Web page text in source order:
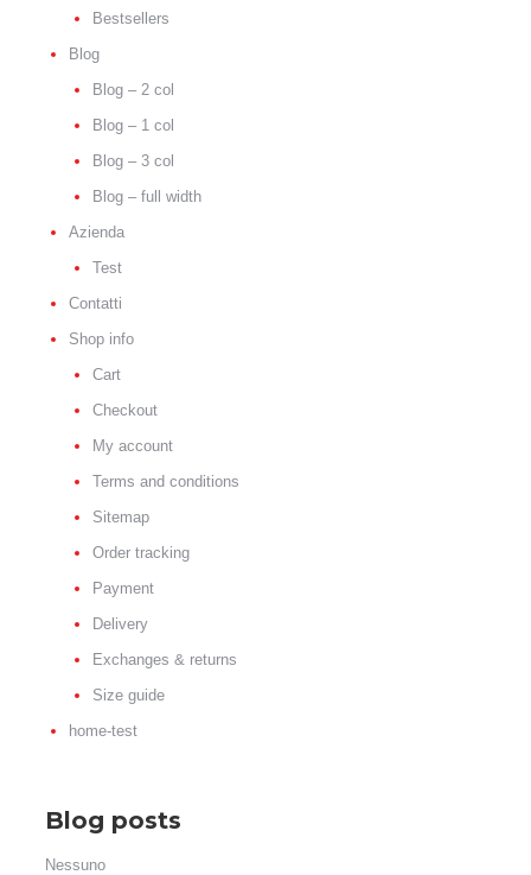
Bestsellers
Blog
Blog – 2 col
Blog – 1 col
Blog – 3 col
Blog – full width
Azienda
Test
Contatti
Shop info
Cart
Checkout
My account
Terms and conditions
Sitemap
Order tracking
Payment
Delivery
Exchanges & returns
Size guide
home-test
Blog posts
Nessuno